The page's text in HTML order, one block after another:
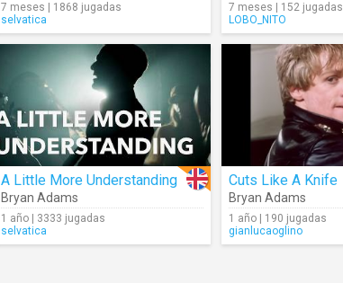
7 meses | 1868 jugadas
selvatica
7 meses | 152 jugadas
LOBO_NITO
A Little More Understanding
Bryan Adams
1 año | 3333 jugadas
selvatica
Cuts Like A Knife
Bryan Adams
1 año | 190 jugadas
gianlucaoglino